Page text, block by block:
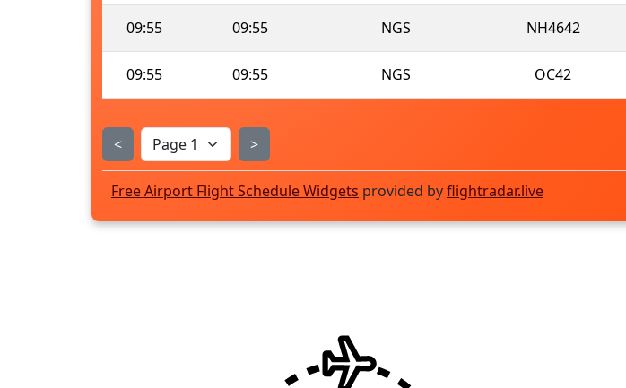
09:55 09:55 NGS NH4642
09:55 09:55 NGS OC42
< >
Free Airport Flight Schedule Widgets provided byflightradar.live